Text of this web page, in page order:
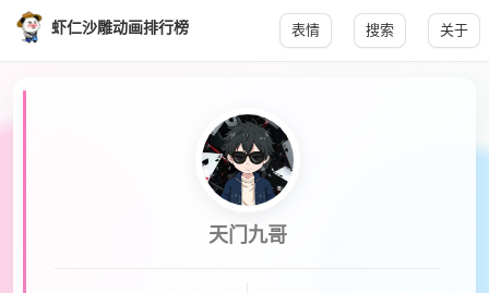
虾仁沙雕动画排行榜 表情 搜索 关于
天门九哥